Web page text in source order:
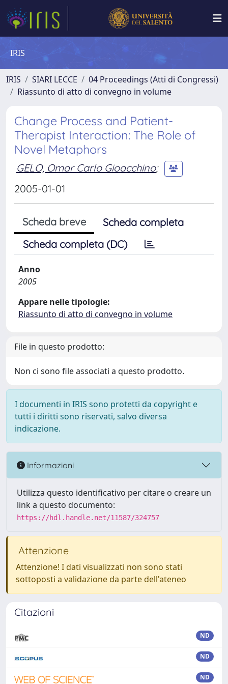
IRIS
IRIS SIARI LECCE
04 Proceedings (Atti di Congressi)
Riassunto di atto di convegno in volume
Change Process and Patient-
Therapist Interaction: The Role of
Novel Metaphors
GELO, Omar Carlo Gioacchino;
2005-01-01
Scheda breve
Scheda completa
Scheda completa (DC)
Anno
2005
Appare nelle tipologie:
Riassunto di atto di convegno in volume
File in questo prodotto:
Non ci sono file associati a questo prodotto.
I documenti in IRIS sono protetti da copyright e
tutti i diritti sono riservati, salvo diversa
indicazione.
Informazioni
Utilizza questo identificativo per citare o creare un
link a questo documento:
https://hdl.handle.net/11587/324757
Attenzione
Attenzione! I dati visualizzati non sono stati
sottoposti a validazione da parte dell'ateneo
Citazioni
ND
ND
ND